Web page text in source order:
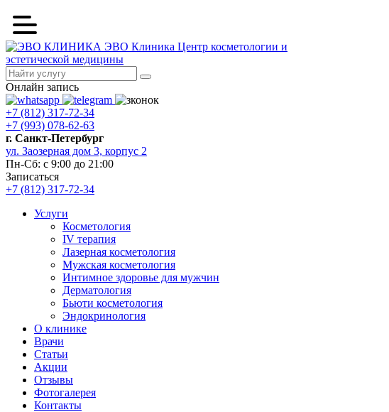
ЭВО Клиника Центр косметологии и
эстетической медицины
Онлайн запись
+7 (812) 317-72-34
+7 (993) 078-62-63
г. Санкт-Петербург
ул. Заозерная дом 3, корпус 2
Пн-Сб: с 9:00 до 21:00
Записаться
+7 (812) 317-72-34
Услуги
Косметология
IV терапия
Лазерная косметология
Мужская косметология
Интимное здоровье для мужчин
Дерматология
Бьюти косметология
Эндокринология
О клинике
Врачи
Статьи
Акции
Отзывы
Фотогалерея
Контакты